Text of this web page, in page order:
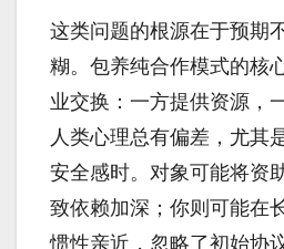
这类问题的根源在于预期
糊。包养纯合作模式的核
业交换：一方提供资源，
人类心理总有偏差，尤其
安全感时。对象可能将资
致依赖加深；你则可能在
惯性亲近，忽略了初始协